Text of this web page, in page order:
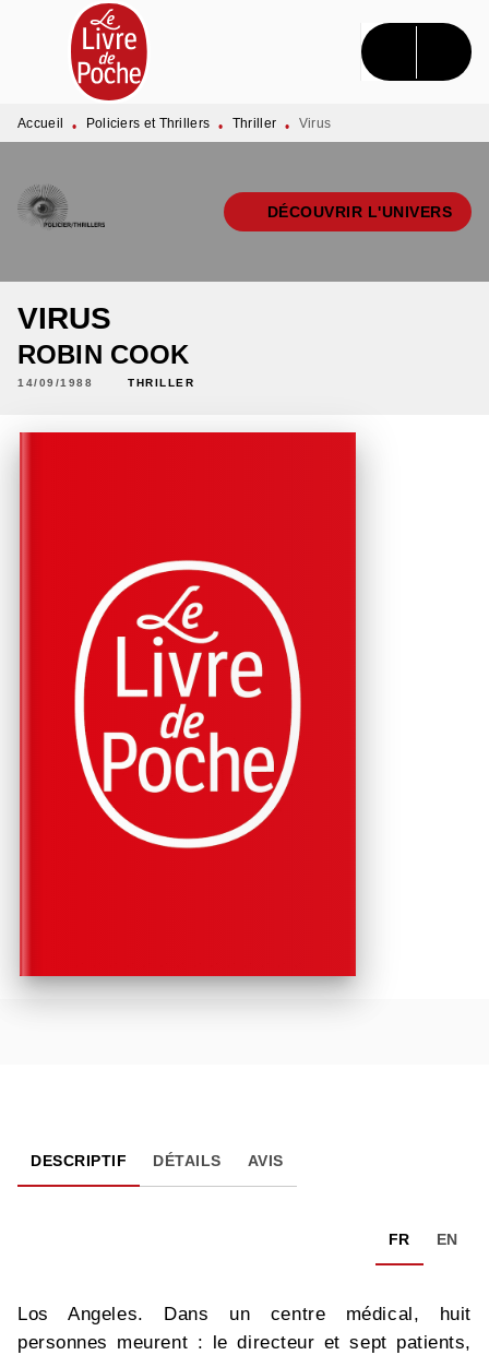
MENU RECHERCHE CONTENU
PIED DE PAGE
Accueil • Policiers et Thrillers • Thriller • Virus
DÉCOUVRIR L'UNIVERS
VIRUS
ROBIN COOK
14/09/1988 THRILLER
DESCRIPTIF DÉTAILS AVIS
FR EN
Los Angeles. Dans un centre médical, huit
personnes meurent : le directeur et sept patients,